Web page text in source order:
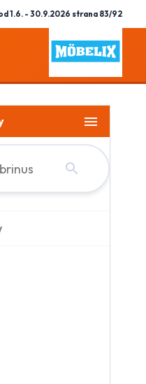
1.6. - 30.9.2026 strana 83/92
menu
search